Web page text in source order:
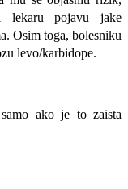
lekaru pojavu jake
Osim toga, bolesniku
levo/karbidope.
ako je to zaista